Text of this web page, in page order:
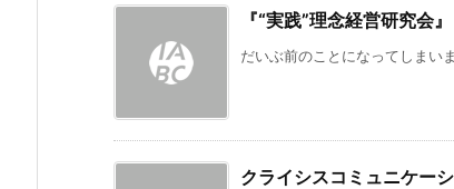
『“実践”理念経営研究会
だいぶ前のことになってしまい
クライシスコミュニケー